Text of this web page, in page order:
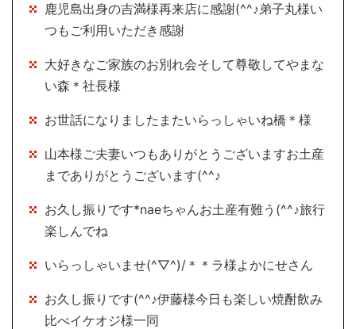
鹿児島出身の吉満様再来店に感謝(^^♪弟子丸様い
つもご利用いただき感謝
大好きなご家族のお別れ会そして尊敬してやまな
い森＊社長様
お世話になりましたまたいらっしゃいね橋＊様
山本様ご夫妻いつもありがとうございますお土産
までありがとうございます(^^♪
お久し振りです*naeちゃんお土産有難う(^^♪旅行
楽しんでね
いらっしゃいませ(^▽^)/＊＊ラ様よかにせさん
お久し振りです(^^♪伊藤様今日も楽しい焼酎飲み
比べイケオジ様一同